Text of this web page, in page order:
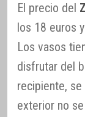
El precio del
los 18 euros
Los vasos
disfrutar del
recipiente,
exterior no